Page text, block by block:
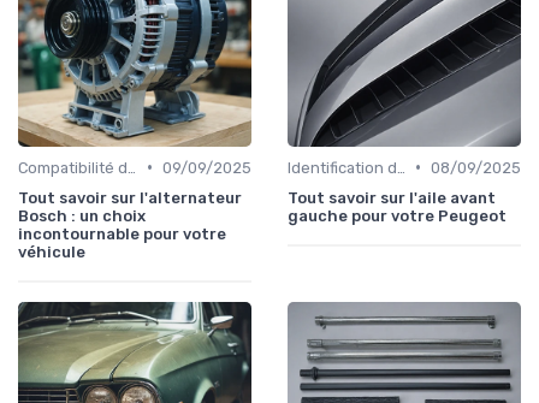
• 09/09/2025
Tout savoir sur l'alternateur
Bosch : un choix
incontournable pour votre
véhicule
• 08/09/2025
Tout savoir sur l'aile avant
gauche pour votre Peugeot